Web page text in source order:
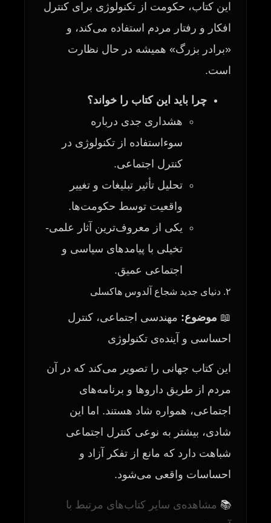
این کتاب، حکومت از تکنولوژی برای کنترل
افکار و رفتار مردم استفاده می‌کند، و
«برادر بزرگ» همیشه در حال نظارت
است.
چرا باید این کتاب را خواند؟
هشداری جدی درباره
سوءاستفاده از تکنولوژی در
کنترل اجتماعی.
تحلیل تأثیر تبلیغات و تغییر
واقعیت توسط حکومت‌ها.
یکی از معروف‌ترین آثار علمی-
تخیلی با پیامدهای سیاسی و
اجتماعی عمیق.
۲. دنیای جدید شجاع آلدوس هاکسلی
📖 موضوع: مهندسی اجتماعی، کنترل
احساسی و آینده‌ی تکنولوژی
این کتاب جهانی را تصویر می‌کند که در آن
مردم از طریق داروها و برنامه‌های
اجتماعی، همواره شاد هستند. اما این
شادی، بیشتر به نوعی کنترل اجتماعی
شباهت دارد که مانع از تفکر آزاد و
احساسات واقعی می‌شود.
📚 مشاهده‌ی سایر کتاب‌های مرتبط با